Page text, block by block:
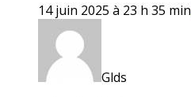
14 juin 2025 à 23 h 35 min
Glds